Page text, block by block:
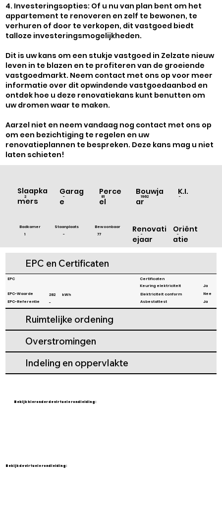
4. Investeringsopties: Of u nu van plan bent om het
appartement te renoveren en zelf te bewonen, te
verhuren of door te verkopen, dit vastgoed biedt
talloze investeringsmogelijkheden.
Dit is uw kans om een stukje vastgoed in Zelzate nieuw
leven in te blazen en te profiteren van de groeiende
vastgoedmarkt. Neem contact met ons op voor meer
informatie over dit opwindende vastgoedaanbod en
ontdek hoe u deze renovatiekans kunt benutten om
uw dromen waar te maken.
Aarzel niet en neem vandaag nog contact met ons op
om een bezichtiging te regelen en uw
renovatieplannen te bespreken. Deze kans mag u niet
laten schieten!
Bekijk hieronder de virtuele rondleiding:
Bekijk de virtuele rondleiding:
77
Bewoonbaar
81
Perce
el
-
Staanplaats
-
Garag
e
1
Badkamer
2
Slaapka
mers
1962
Bouwja
ar
Renovati
ejaar
K.I.
Oriënt
atie
-
-
-
EPC en Certificaten
EPC
EPC-Waarde
EPC-Referentie
Keuring elektriciteit
Ja
Elektriciteit conform
Asbestattest
Nee
Ja
282
-
Certificaten
kWh
Ruimtelijke ordening
Overstromingen
Indeling en oppervlakte